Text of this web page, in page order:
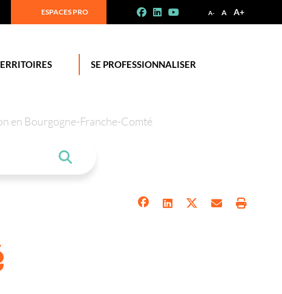
A- A A+
ESPACES PRO
SE PROFESSIONNALISER
en Bourgogne-Franche-Comté